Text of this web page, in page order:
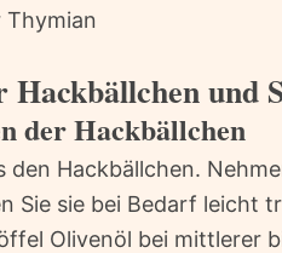
Thymian
und
der Hackbällchen
den Hackbällchen.
Sie sie bei Bedarf leicht
Olivenöl bei mittlerer